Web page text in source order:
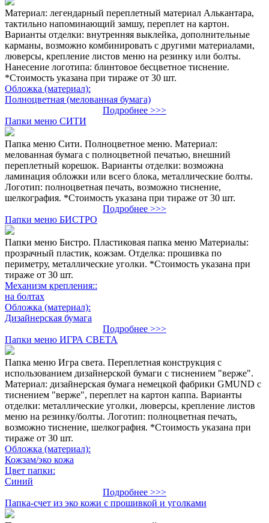
Материал: легендарный переплетный материал Алькантара,
тактильно напоминающий замшу, переплет на картон.
Варианты отделки: внутренняя выклейка, дополнительные
карманы, возможно комбинировать с другими материалами,
люверсы, крепление листов меню на резинку или болты.
Нанесение логотипа: блинтовое бесцветное тиснение.
*Стоимость указана при тираже от 30 шт.
Обложка (материал):
Полноцветная (мелованная бумага)
Подробнее >>>
Папки меню СИТИ
Папка меню Сити. Полноцветное меню. Материал:
мелованная бумага с полноцветной печатью, внешний
переплетный корешок. Варианты отделки: возможна
ламинация обложки или всего блока, металлические болты.
Логотип: полноцветная печать, возможно тиснение,
шелкография. *Стоимость указана при тираже от 30 шт.
Подробнее >>>
Папки меню БИСТРО
Папки меню Бистро. Пластиковая папка меню Материалы:
прозрачный пластик, кожзам. Отделка: прошивка по
периметру, металлические уголки. *Стоимость указана при
тираже от 30 шт.
Механизм крепления::
на болтах
Обложка (материал):
Дизайнерская бумага
Подробнее >>>
Папки меню ИГРА СВЕТА
Папка меню Игра света. Переплетная конструкция с
использованием дизайнерской бумаги с тиснением "верже".
Материал: дизайнерская бумага немецкой фабрики GMUND с
тиснением "верже", переплет на картон каппа. Варианты
отделки: металлические уголки, люверсы, крепление листов
меню на резинку/болты. Логотип: полноцветная печать,
возможно тиснение, шелкография. *Стоимость указана при
тираже от 30 шт.
Обложка (материал):
Кожзам/эко кожа
Цвет папки:
Синий
Подробнее >>>
Папка-счет из эко кожи с прошивкой и уголками